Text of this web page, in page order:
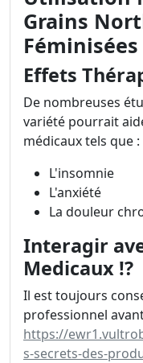
Grains
Féminisées
Effets
De nombreuses
variété pourrait
médicaux tels que :
L'insomnie
L'anxiété
La douleur
Interagir
Medicaux !?
Il est toujours
professionnel
https://
s-secrets-des-